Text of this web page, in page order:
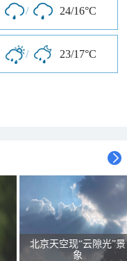
/ 24/16°C
/ 23/17°C
北京天空现“云隙光”景
象